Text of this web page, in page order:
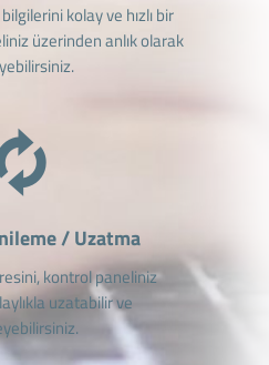
kolay ve hızlı bir
üzerinden anlık olarak
/ Uzatma
kontrol paneliniz
uzatabilir ve